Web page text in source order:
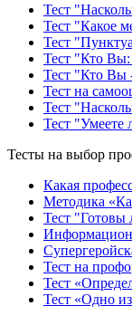
Тест
Тест "Какое
Тест
Тест "Кто Вы:
Тест "Кто Вы
Тест на
Тест
Тест "Умеете
Тесты на выбор
Какая
Методика
Тест
Тест на
Тест
Тест «Одно